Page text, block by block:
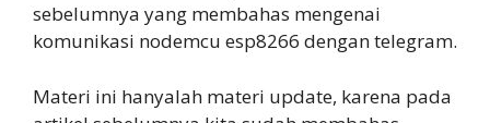
sebelumnya yang membahas mengenai
komunikasi nodemcu esp8266 dengan telegram.
Materi ini hanyalah materi update, karena pada